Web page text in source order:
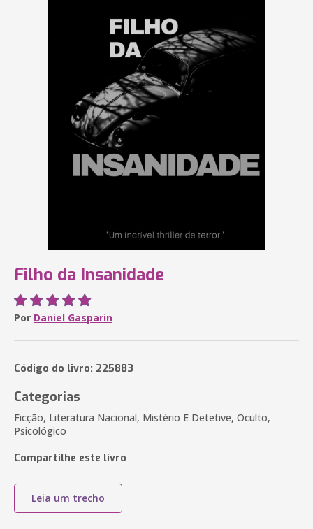
Filho da Insanidade
Por Daniel Gasparin
Código do livro: 225883
Categorias
Ficção, Literatura Nacional, Mistério E Detetive, Oculto,
Psicológico
Compartilhe este livro
Leia um trecho